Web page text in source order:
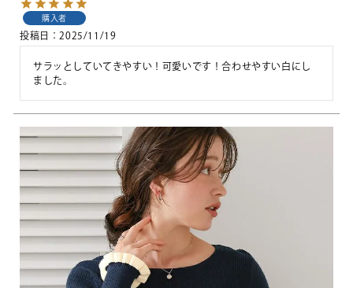
購入者
投稿日 2025/11/19
サラッとしていてきやすい！可愛いです！合わせやすい白にし
ました。